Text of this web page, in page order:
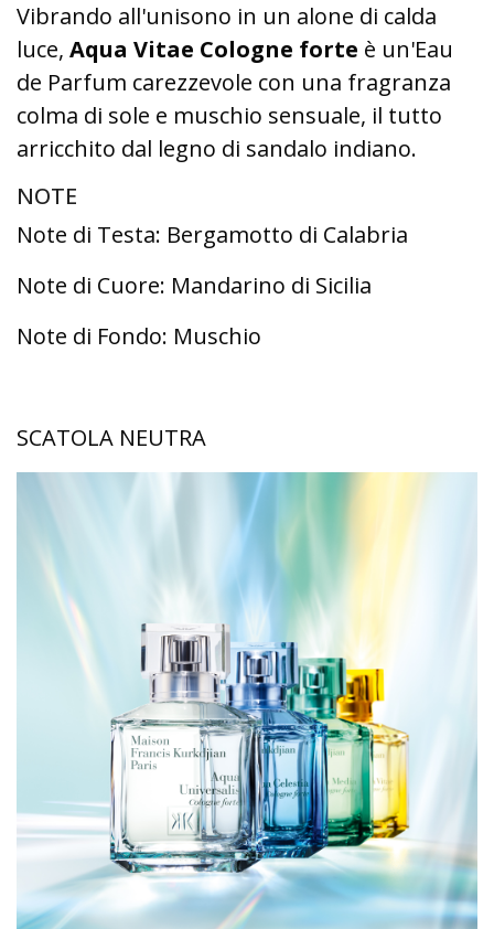
Vibrando all'unisono in un alone di calda
luce, Aqua Vitae Cologne forte è un'Eau
de Parfum carezzevole con una fragranza
colma di sole e muschio sensuale, il tutto
arricchito dal legno di sandalo indiano.
NOTE
Note di Testa: Bergamotto di Calabria
Note di Cuore: Mandarino di Sicilia
Note di Fondo: Muschio
SCATOLA NEUTRA